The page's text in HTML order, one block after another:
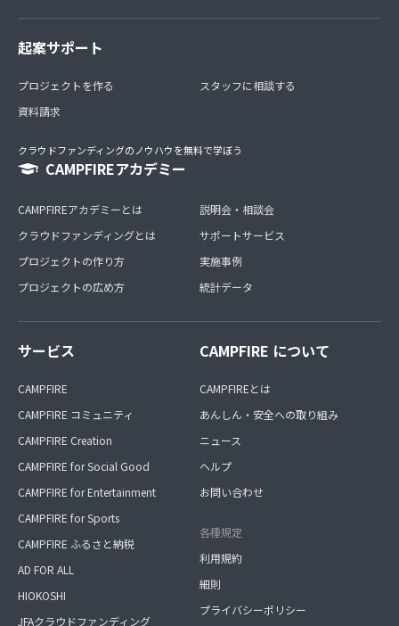
起案サポート
プロジェクトを作る
資料請求
スタッフに相談する
クラウドファンディングのノウハウを無料で学ぼう
CAMPFIREアカデミー
CAMPFIREアカデミーとは
クラウドファンディングとは
プロジェクトの作り方
プロジェクトの広め方
説明会・相談会
サポートサービス
実施事例
統計データ
サービス
CAMPFIRE
CAMPFIRE コミュニティ
CAMPFIRE Creation
CAMPFIRE for Social Good
CAMPFIRE for Entertainment
CAMPFIRE for Sports
CAMPFIRE ふるさと納税
AD FOR ALL
HIOKOSHI
JFAクラウドファンディング
CAMPFIRE について
CAMPFIREとは
あんしん・安全への取り組み
ニュース
ヘルプ
お問い合わせ
各種規定
利用規約
細則
プライバシーポリシー